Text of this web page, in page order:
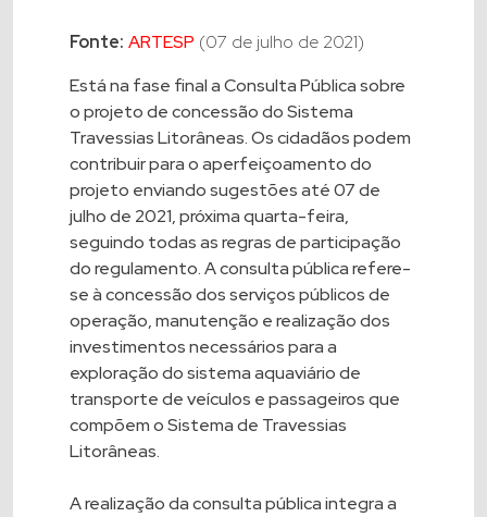
Fonte: ARTESP (07 de julho de 2021)
Está na fase final a Consulta Pública sobre
o projeto de concessão do Sistema
Travessias Litorâneas. Os cidadãos podem
contribuir para o aperfeiçoamento do
projeto enviando sugestões até 07 de
julho de 2021, próxima quarta-feira,
seguindo todas as regras de participação
do regulamento. A consulta pública refere-
se à concessão dos serviços públicos de
operação, manutenção e realização dos
investimentos necessários para a
exploração do sistema aquaviário de
transporte de veículos e passageiros que
compõem o Sistema de Travessias
Litorâneas.
A realização da consulta pública integra a